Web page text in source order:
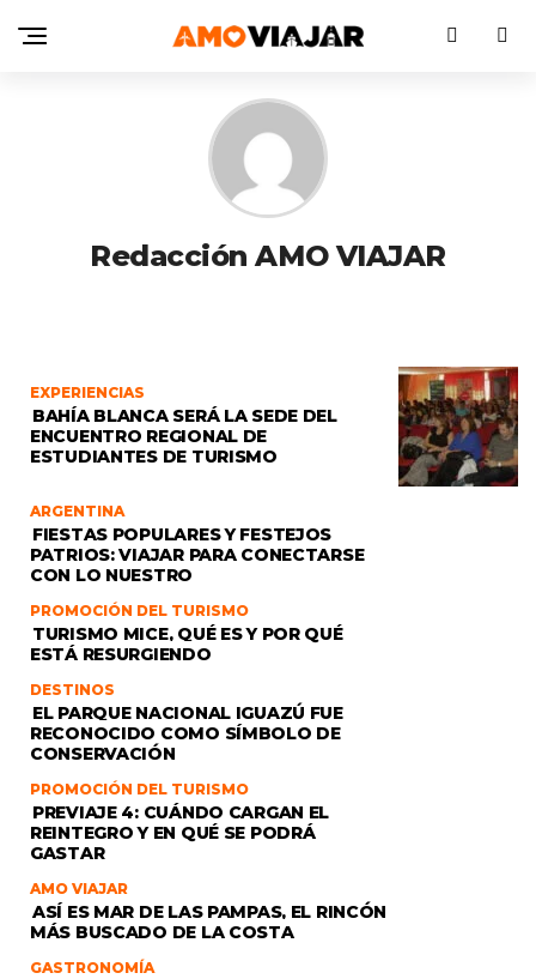
Redacción AMO VIAJAR
EXPERIENCIAS
BAHÍA BLANCA SERÁ LA SEDE DEL
ENCUENTRO REGIONAL DE
ESTUDIANTES DE TURISMO
ARGENTINA
FIESTAS POPULARES Y FESTEJOS
PATRIOS: VIAJAR PARA CONECTARSE
CON LO NUESTRO
PROMOCIÓN DEL TURISMO
TURISMO MICE, QUÉ ES Y POR QUÉ
ESTÁ RESURGIENDO
DESTINOS
EL PARQUE NACIONAL IGUAZÚ FUE
RECONOCIDO COMO SÍMBOLO DE
CONSERVACIÓN
PROMOCIÓN DEL TURISMO
PREVIAJE 4: CUÁNDO CARGAN EL
REINTEGRO Y EN QUÉ SE PODRÁ
GASTAR
AMO VIAJAR
ASÍ ES MAR DE LAS PAMPAS, EL RINCÓN
MÁS BUSCADO DE LA COSTA
GASTRONOMÍA